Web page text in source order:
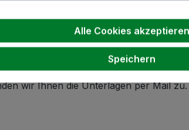
wir Ihnen die Unterlagen per Mail zu.
Alle Cookies akzeptieren
Speichern